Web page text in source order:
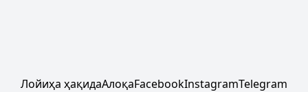
Лойиҳа ҳақидаАлоқаFacebookInstagramTelegram